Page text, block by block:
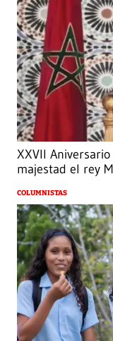
XXVII
majestad el rey
COLUMNISTAS